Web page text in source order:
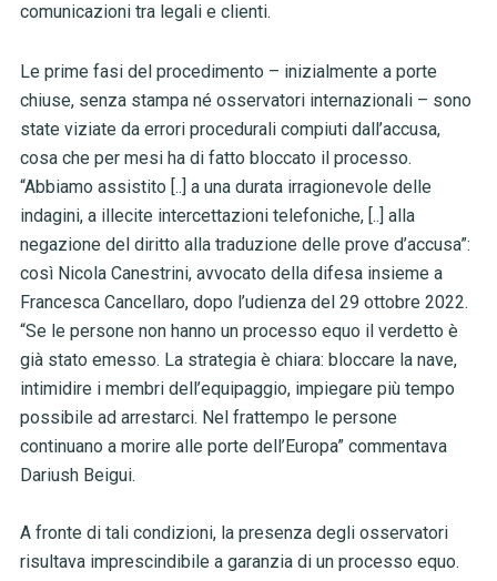
comunicazioni tra legali e clienti.
Le prime fasi del procedimento – inizialmente a porte
chiuse, senza stampa né osservatori internazionali – sono
state viziate da errori procedurali compiuti dall’accusa,
cosa che per mesi ha di fatto bloccato il processo.
“Abbiamo assistito [..] a una durata irragionevole delle
indagini, a illecite intercettazioni telefoniche, [..] alla
negazione del diritto alla traduzione delle prove d’accusa”:
così Nicola Canestrini, avvocato della difesa insieme a
Francesca Cancellaro, dopo l’udienza del 29 ottobre 2022.
“Se le persone non hanno un processo equo il verdetto è
già stato emesso. La strategia è chiara: bloccare la nave,
intimidire i membri dell’equipaggio, impiegare più tempo
possibile ad arrestarci. Nel frattempo le persone
continuano a morire alle porte dell’Europa” commentava
Dariush Beigui.
A fronte di tali condizioni, la presenza degli osservatori
risultava imprescindibile a garanzia di un processo equo.